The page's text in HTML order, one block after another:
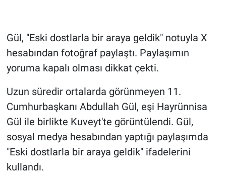
Gül, "Eski dostlarla bir araya geldik" notuyla X
hesabından fotoğraf paylaştı. Paylaşımın
yoruma kapalı olması dikkat çekti.
Uzun süredir ortalarda görünmeyen 11.
Cumhurbaşkanı Abdullah Gül, eşi Hayrünnisa
Gül ile birlikte Kuveyt'te görüntülendi. Gül,
sosyal medya hesabından yaptığı paylaşımda
"Eski dostlarla bir araya geldik" ifadelerini
kullandı.